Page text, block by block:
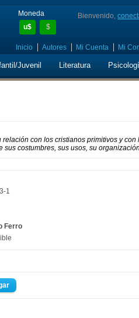
Moneda
u$
$
Bienvenido,
Inicio Autores Mi Cuenta Mi
Juvenil Literatura
con los cristianos primitivos y con
costumbres, sus usos, su
1
Ferro